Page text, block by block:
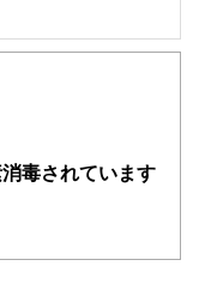
立を機に経理・総務に転
なく心の面からも「幸
シャル・プランナー。
毒されています